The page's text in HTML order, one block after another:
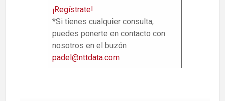
¡Regístrate!
*Si tienes cualquier consulta,
puedes ponerte en contacto con
nosotros en el buzón
padel@nttdata.com